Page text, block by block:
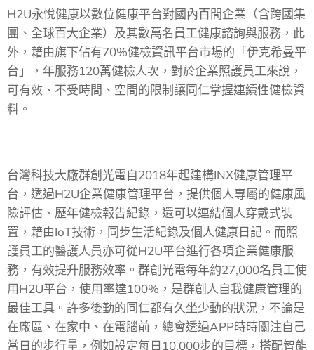
H2U永悅健康以數位健康平台對國內百間企業（含跨國集
團、全球百大企業）及其數萬名員工健康諮詢與服務，此
外，藉由旗下佔有70%健檢資訊平台市場的「伊克希曼平
台」，年服務120萬健檢人次，對於企業照護員工來說，
可有效、不受時間、空間的限制讓同仁掌握連續性健檢資
料。
台灣科技大廠群創光電自2018年起建構INX健康管理平
台，透過H2U企業健康管理平台，提供個人專屬的健康風
險評估、歷年健檢報告紀錄，還可以連結個人穿戴式裝
置，藉由IoT技術，同步生活紀錄及個人健康日記。而照
護員工的醫護人員亦可從H2U平台進行各項企業健康服
務，有效提升服務效率。群創光電每年約27,000名員工使
用H2U平台，使用率達100%，是群創人自我健康管理的
最佳工具。許多後勤的同仁都有久坐少動的狀況，不論是
在廠區、在家中、在電腦前，總會透過APP時時關注自己
當日的步行量，例如設定每日10,000步的目標，搭配智能